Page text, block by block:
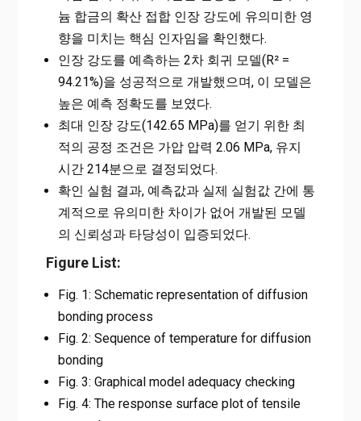
늄 합금의 확산 접합 인장 강도에 유의미한 영
향을 미치는 핵심 인자임을 확인했다.
인장 강도를 예측하는 2차 회귀 모델(R² =
94.21%)을 성공적으로 개발했으며, 이 모델은
높은 예측 정확도를 보였다.
최대 인장 강도(142.65 MPa)를 얻기 위한 최
적의 공정 조건은 가압 압력 2.06 MPa, 유지
시간 214분으로 결정되었다.
확인 실험 결과, 예측값과 실제 실험값 간에 통
계적으로 유의미한 차이가 없어 개발된 모델
의 신뢰성과 타당성이 입증되었다.
Figure List:
Fig. 1: Schematic representation of diffusion
bonding process
Fig. 2: Sequence of temperature for diffusion
bonding
Fig. 3: Graphical model adequacy checking
Fig. 4: The response surface plot of tensile